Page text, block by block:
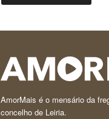
AmorMais é o mensário da
concelho de Leiria.